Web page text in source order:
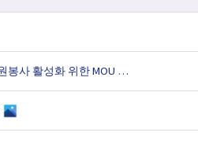
“미디어로 전하는 자원봉사의 가치” 관악구자원봉사센터, 미디어 기반 자원봉사 활성화 위한 MOU 체결